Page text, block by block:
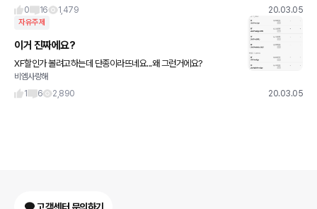
진짜 고민되네요.
0
16 1,479 20.03.05
자유주제
이거 진짜에요?
XF할인가 볼려고하는데 단종이라뜨네요...왜 그런거에요?
비엠사랑해
1
6 2,890 20.03.05
고객센터 문의하기